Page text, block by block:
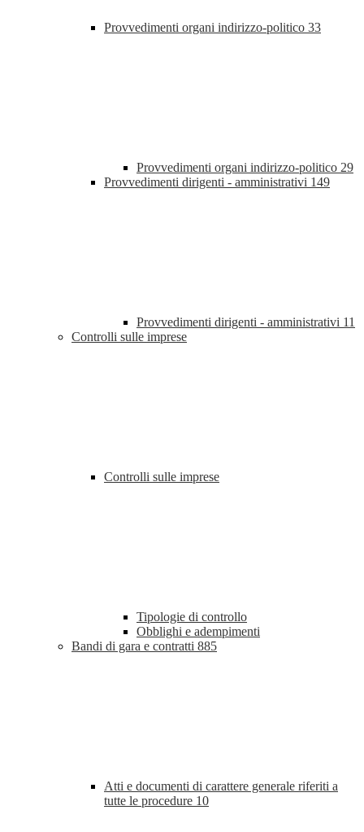
Provvedimenti organi indirizzo-politico 33
Provvedimenti organi indirizzo-politico 29
Provvedimenti dirigenti - amministrativi 149
Provvedimenti dirigenti - amministrativi 11
Controlli sulle imprese
Controlli sulle imprese
Tipologie di controllo
Obblighi e adempimenti
Bandi di gara e contratti 885
Atti e documenti di carattere generale riferiti a
tutte le procedure 10